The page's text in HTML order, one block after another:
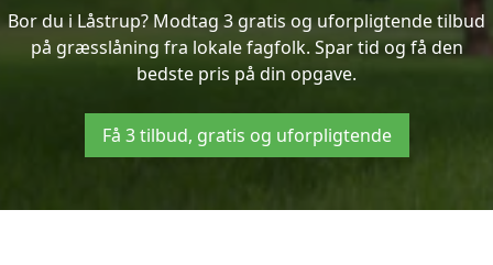
Bor du i Låstrup? Modtag 3 gratis og uforpligtende tilbud
på græsslåning fra lokale fagfolk. Spar tid og få den
bedste pris på din opgave.
Få 3 tilbud, gratis og uforpligtende